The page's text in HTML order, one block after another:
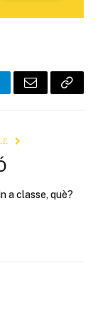
Email Copy
a classe, què?